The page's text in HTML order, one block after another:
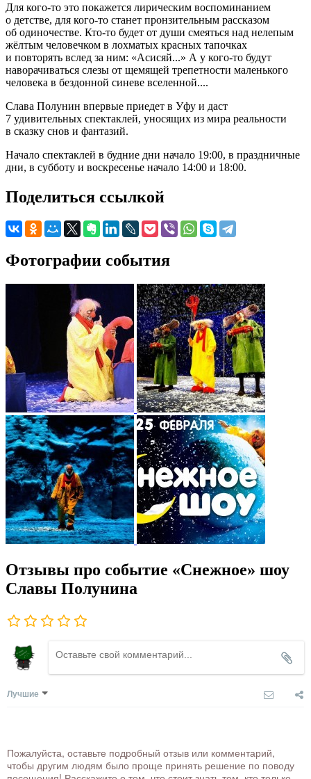
Для кого-то это покажется лирическим воспоминанием
о детстве, для кого-то станет пронзительным рассказом
об одиночестве. Кто-то будет от души смеяться над нелепым
жёлтым человечком в лохматых красных тапочках
и повторять вслед за ним: «Асисяй...» А у кого-то будут
наворачиваться слезы от щемящей трепетности маленького
человека в бездонной синеве вселенной....
Слава Полунин впервые приедет в Уфу и даст
7 удивительных спектаклей, уносящих из мира реальности
в сказку снов и фантазий.
Начало спектаклей в будние дни начало 19:00, в праздничные
дни, в субботу и воскресенье начало 14:00 и 18:00.
Поделиться ссылкой
Фотографии события
Отзывы про событие «Снежное» шоу
Славы Полунина
Лучшие
Пожалуйста, оставьте подробный отзыв или комментарий,
чтобы другим людям было проще принять решение по поводу